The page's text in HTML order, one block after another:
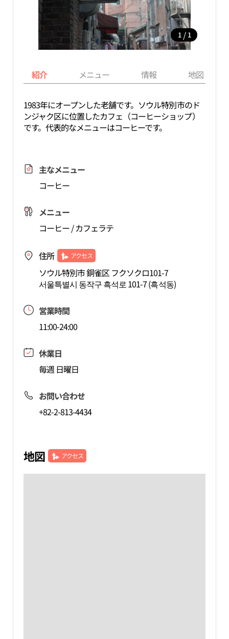
1 / 1
紹介 メニュー 情報 地図
1983年にオープンした老舗です。ソウル特別市のド
ンジャク区に位置したカフェ（コーヒーショップ）
です。代表的なメニューはコーヒーです。
主なメニュー
コーヒー
メニュー
コーヒー / カフェラテ
住所 アクセス
ソウル特別市 銅雀区 フクソクロ101-7
서울특별시 동작구 흑석로 101-7 (흑석동)
営業時間
11:00-24:00
休業日
毎週 日曜日
お問い合わせ
+82-2-813-4434
地図 アクセス